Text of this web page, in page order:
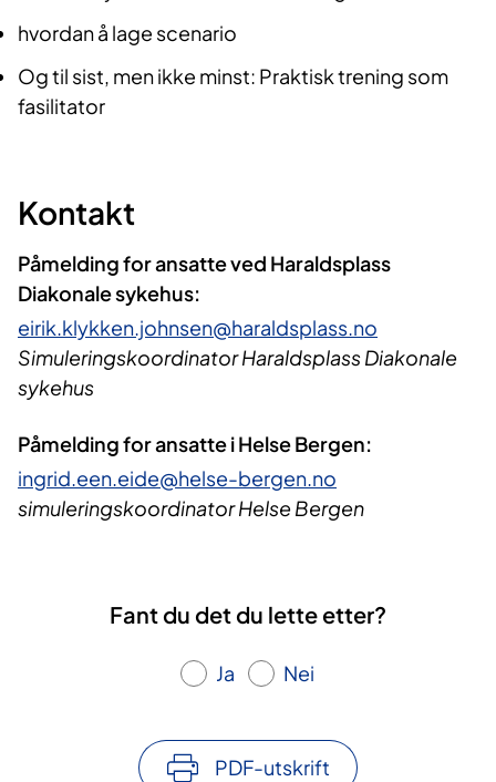
hvordan å lage scenario
Og til sist, men ikke minst: Praktisk trening som
fasilitator
Kontakt
Påmelding for ansatte ved Haraldsplass
Diakonale sykehus:
eirik.klykken.johnsen@haraldsplass.no
Simuleringskoordinator Haraldsplass Diakonale
sykehus
Påmelding for ansatte i Helse Bergen:
ingrid.een.eide@helse-bergen.no
simuleringskoordinator Helse Bergen
Fant du det du lette etter?
Ja Nei
PDF-utskrift